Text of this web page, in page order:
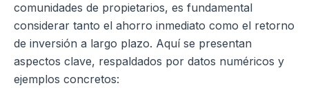
comunidades de propietarios, es fundamental
considerar tanto el ahorro inmediato como el retorno
de inversión a largo plazo. Aquí se presentan
aspectos clave, respaldados por datos numéricos y
ejemplos concretos: